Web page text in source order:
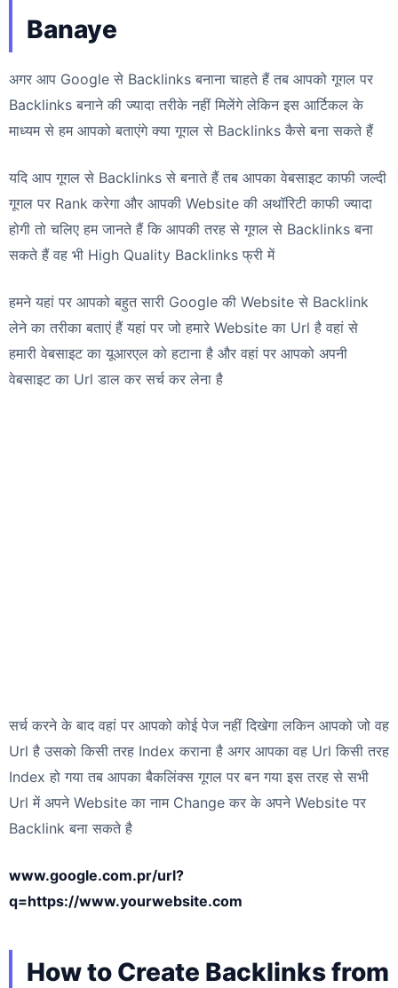
Banaye
अगर आप Google से Backlinks बनाना चाहते हैं तब आपको गूगल पर
Backlinks बनाने की ज्यादा तरीके नहीं मिलेंगे लेकिन इस आर्टिकल के
माध्यम से हम आपको बताएंगे क्या गूगल से Backlinks कैसे बना सकते हैं
यदि आप गूगल से Backlinks से बनाते हैं तब आपका वेबसाइट काफी जल्दी
गूगल पर Rank करेगा और आपकी Website की अथॉरिटी काफी ज्यादा
होगी तो चलिए हम जानते हैं कि आपकी तरह से गूगल से Backlinks बना
सकते हैं वह भी High Quality Backlinks फ्री में
हमने यहां पर आपको बहुत सारी Google की Website से Backlink
लेने का तरीका बताएं हैं यहां पर जो हमारे Website का Url है वहां से
हमारी वेबसाइट का यूआरएल को हटाना है और वहां पर आपको अपनी
वेबसाइट का Url डाल कर सर्च कर लेना है
सर्च करने के बाद वहां पर आपको कोई पेज नहीं दिखेगा लकिन आपको जो वह
Url है उसको किसी तरह Index कराना है अगर आपका वह Url किसी तरह
Index हो गया तब आपका बैकलिंक्स गूगल पर बन गया इस तरह से सभी
Url में अपने Website का नाम Change कर के अपने Website पर
Backlink बना सकते है
www.google.com.pr/url?
q=https://www.yourwebsite.com
How to Create Backlinks from